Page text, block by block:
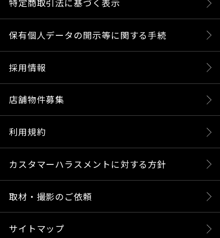
特定商取引法に基づく表示
保有個人データの開示等に関する手続
採用情報
店舗物件募集
利用規約
カスタマーハラスメントに対する方針
取材・撮影のご依頼
サイトマップ